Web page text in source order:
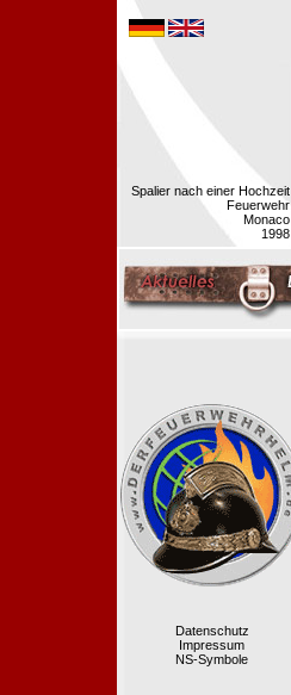
Spalier nach einer Hochzeit
Feuerwehr
Monaco
1998
Datenschutz
Impressum
NS-Symbole